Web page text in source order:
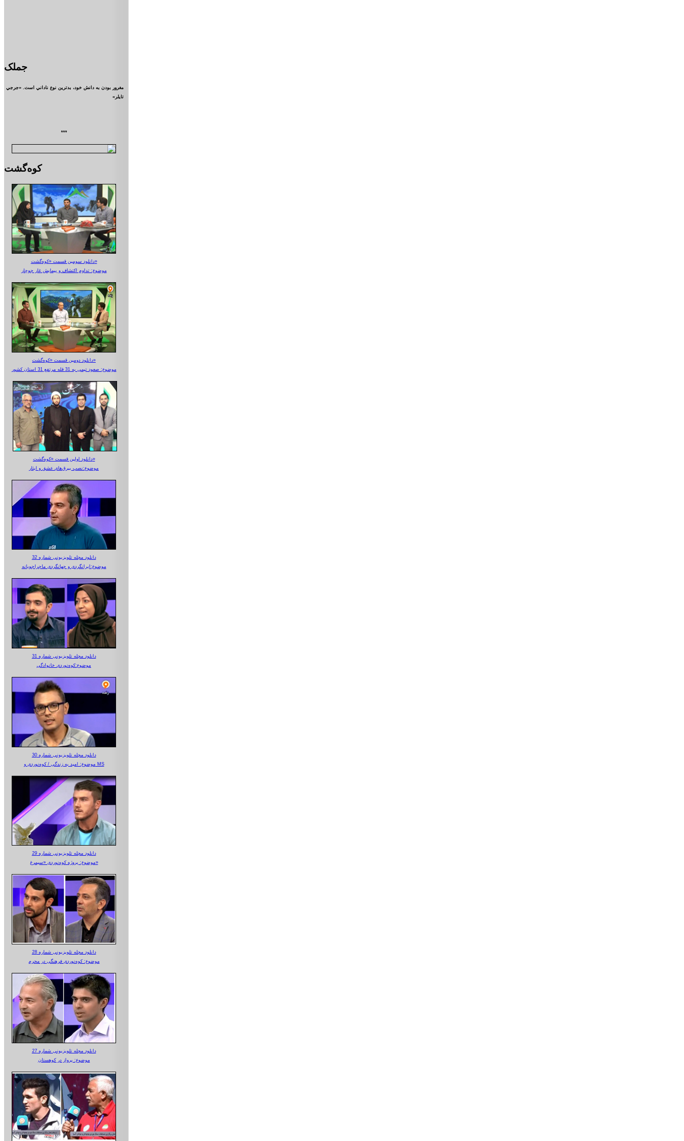
جملک
مغرور بودن به دانش خود، بدترين نوع ناداني است. «جرجي
تايلر»
***
کوه‌گشت
دانلود سومین قسمت «کوه‌گشت»
موضوع: تداوم اکتشاف و پیمایش غار جوجار
دانلود دومین قسمت «کوه‌گشت»
موضوع: صعود تیمی به 31 قله مرتفع 31 استان کشور
دانلود اولین قسمت «کوه‌گشت»
موضوع:نصب بیرق‌های عشق و ایثار
دانلود مجله تلویزیونی شماره 32
موضوع:ایرانگردی و جهانگردی ماجراجویانه
دانلود مجله تلویزیونی شماره 31
موضوع:کوه‌نوردی خانوادگی
دانلود مجله تلویزیونی شماره 30
موضوع: امید به زندگی / کوه‌نوردی و MS
دانلود مجله تلویزیونی شماره 29
موضوع: پروژه کوه‌نوردی «سیمرغ»
دانلود مجله تلویزیونی شماره 28
موضوع: کوه‌نوردی فرهنگی در محرم
دانلود مجله تلویزیونی شماره 27
موضوع: پرواز در کوهستان